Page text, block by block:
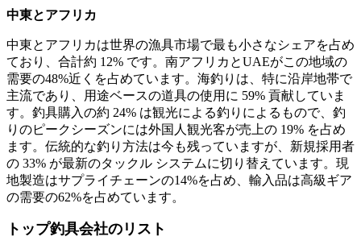
中東とアフリカ
中東とアフリカは世界の漁具市場で最も小さなシェアを占め
ており、合計約 12% です。南アフリカとUAEがこの地域の
需要の48%近くを占めています。海釣りは、特に沿岸地帯で
主流であり、用途ベースの道具の使用に 59% 貢献していま
す。釣具購入の約 24% は観光による釣りによるもので、釣
りのピークシーズンには外国人観光客が売上の 19% を占め
ます。伝統的な釣り方法は今も残っていますが、新規採用者
の 33% が最新のタックル システムに切り替えています。現
地製造はサプライチェーンの14%を占め、輸入品は高級ギア
の需要の62%を占めています。
トップ釣具会社のリスト